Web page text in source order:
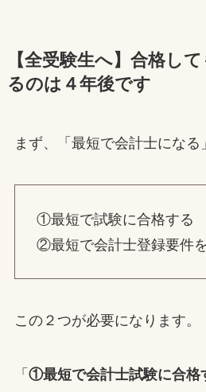
【全受験生へ】合格し
るのは４年後です
まず、「最短で会計士になる
①最短で試験に合格する
②最短で会計士登録要件
この２つが必要になります。
「 ①最短で会計士試験に合格